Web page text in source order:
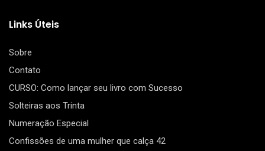
Links Úteis
Sobre
Contato
CURSO: Como lançar seu livro com Sucesso
Solteiras aos Trinta
Numeração Especial
Confissões de uma mulher que calça 42